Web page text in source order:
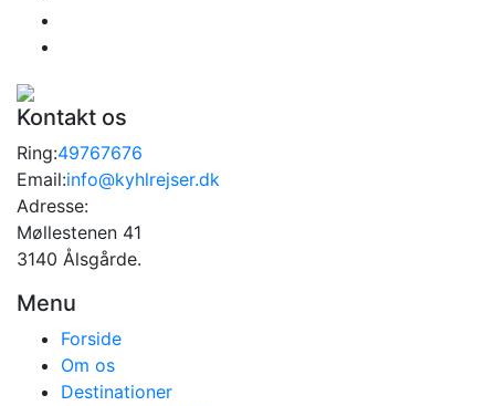
Kontakt os
Ring:49767676
Email:info@kyhlrejser.dk
Adresse:
Møllestenen 41
3140 Ålsgårde.
Menu
Forside
Om os
Destinationer